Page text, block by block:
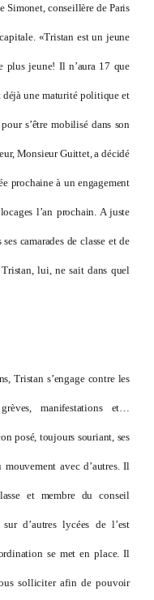
Simonet, conseillère de Paris
«Tristan est un jeune
plus jeune! Il n’aura 17 que
déjà une maturité politique et
s’être mobilisé dans son
Monsieur Guittet, a décidé
prochaine à un engagement
l’an prochain. A juste
camarades de classe et de
lui, ne sait dans quel
Tristan s’engage contre les
manifestations et…
posé, toujours souriant, ses
mouvement avec d’autres. Il
et membre du conseil
d’autres lycées de l’est
se met en place. Il
solliciter afin de pouvoir